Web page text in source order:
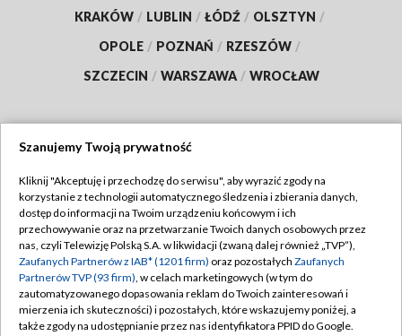
KRAKÓW / LUBLIN / ŁÓDŹ / OLSZTYN /
OPOLE / POZNAŃ / RZESZÓW /
SZCZECIN / WARSZAWA / WROCŁAW
TVP
Abonament TVP
Emisja w TVP
Centrum informacji TVP
Naziemna Telewizja Cyfrowa
Regulamin TVP
Polityka prywatności
Moje zgody
Pomoc
Szanujemy Twoją prywatność
Kliknij "Akceptuję i przechodzę do serwisu", aby wyrazić zgody na
korzystanie z technologii automatycznego śledzenia i zbierania danych,
dostęp do informacji na Twoim urządzeniu końcowym i ich
przechowywanie oraz na przetwarzanie Twoich danych osobowych przez
nas, czyli Telewizję Polską S.A. w likwidacji (zwaną dalej również „TVP”),
Zaufanych Partnerów z IAB* (1201 firm) oraz pozostałych Zaufanych
Partnerów TVP (93 firm), w celach marketingowych (w tym do
zautomatyzowanego dopasowania reklam do Twoich zainteresowań i
mierzenia ich skuteczności) i pozostałych, które wskazujemy poniżej, a
także zgody na udostępnianie przez nas identyfikatora PPID do Google.